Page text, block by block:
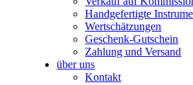
Handgefertigte
Wertschätzungen
Geschenk-Gutschein
Zahlung und Versand
über uns
Kontakt